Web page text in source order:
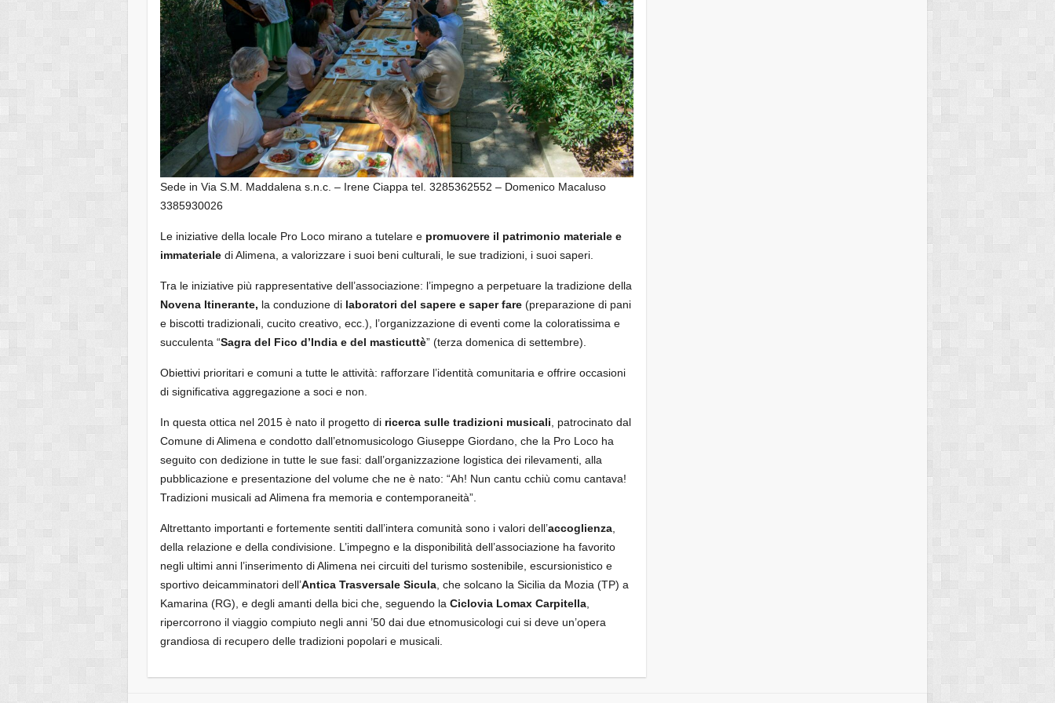
Sede in Via S.M. Maddalena s.n.c. – Irene Ciappa tel. 3285362552 – Domenico Macaluso
3385930026
Le iniziative della locale Pro Loco mirano a tutelare e promuovere il patrimonio materiale e
immateriale di Alimena, a valorizzare i suoi beni culturali, le sue tradizioni, i suoi saperi.
Tra le iniziative più rappresentative dell’associazione: l’impegno a perpetuare la tradizione della
Novena Itinerante, la conduzione di laboratori del sapere e saper fare (preparazione di pani
e biscotti tradizionali, cucito creativo, ecc.), l’organizzazione di eventi come la coloratissima e
succulenta “Sagra del Fico d’India e del masticuttè” (terza domenica di settembre).
Obiettivi prioritari e comuni a tutte le attività: rafforzare l’identità comunitaria e offrire occasioni
di significativa aggregazione a soci e non.
In questa ottica nel 2015 è nato il progetto di ricerca sulle tradizioni musicali , patrocinato dal
Comune di Alimena e condotto dall’etnomusicologo Giuseppe Giordano, che la Pro Loco ha
seguito con dedizione in tutte le sue fasi: dall’organizzazione logistica dei rilevamenti, alla
pubblicazione e presentazione del volume che ne è nato: “Ah! Nun cantu cchiù comu cantava!
Tradizioni musicali ad Alimena fra memoria e contemporaneità”.
Altrettanto importanti e fortemente sentiti dall’intera comunità sono i valori dell’accoglienza
della relazione e della condivisione. L’impegno e la disponibilità dell’associazione ha favorito
negli ultimi anni l’inserimento di Alimena nei circuiti del turismo sostenibile, escursionistico e
sportivo deicamminatori dell’Antica Trasversale Sicula , che solcano la Sicilia da Mozia (TP) a
Kamarina (RG), e degli amanti della bici che, seguendo la Ciclovia Lomax Carpitella
ripercorrono il viaggio compiuto negli anni ’50 dai due etnomusicologi cui si deve un’opera
grandiosa di recupero delle tradizioni popolari e musicali.